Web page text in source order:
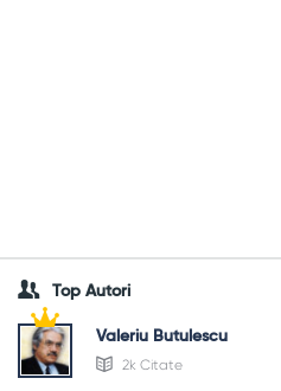
Top Autori
Valeriu Butulescu
2k Citate